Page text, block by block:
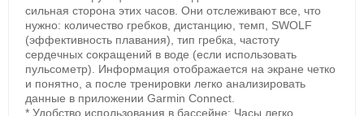
и пульс, поддерживает структурированные занятия
и сохраняет данные для анализа в Garmin Connect.
сильная сторона этих часов. Они отслеживают все, что
нужно: количество гребков, дистанцию, темп, SWOLF
(эффективность плавания), тип гребка, частоту
сердечных сокращений в воде (если использовать
пульсометр). Информация отображается на экране четко
и понятно, а после тренировки легко анализировать
данные в приложении Garmin Connect.
* Удобство использования в бассейне: Часы легко